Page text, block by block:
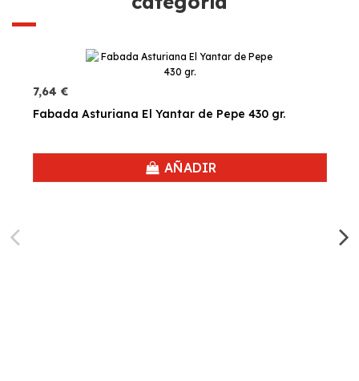
7,64 €
Fabada Asturiana El Yantar de Pepe 430 gr.
AÑADIR